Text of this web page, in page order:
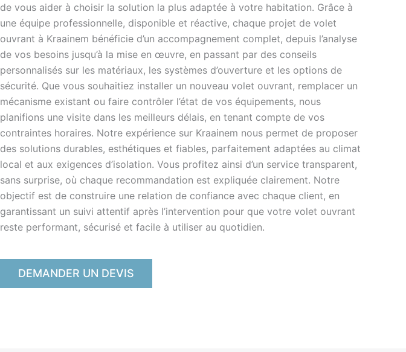
de vous aider à choisir la solution la plus adaptée à votre habitation. Grâce à
une équipe professionnelle, disponible et réactive, chaque projet de volet
ouvrant à Kraainem bénéficie d’un accompagnement complet, depuis l’analyse
de vos besoins jusqu’à la mise en œuvre, en passant par des conseils
personnalisés sur les matériaux, les systèmes d’ouverture et les options de
sécurité. Que vous souhaitiez installer un nouveau volet ouvrant, remplacer un
mécanisme existant ou faire contrôler l’état de vos équipements, nous
planifions une visite dans les meilleurs délais, en tenant compte de vos
contraintes horaires. Notre expérience sur Kraainem nous permet de proposer
des solutions durables, esthétiques et fiables, parfaitement adaptées au climat
local et aux exigences d’isolation. Vous profitez ainsi d’un service transparent,
sans surprise, où chaque recommandation est expliquée clairement. Notre
objectif est de construire une relation de confiance avec chaque client, en
garantissant un suivi attentif après l’intervention pour que votre volet ouvrant
reste performant, sécurisé et facile à utiliser au quotidien.
DEMANDER UN DEVIS